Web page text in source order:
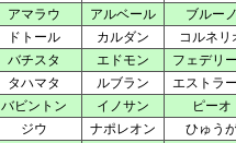
アマラウ
アルベール
ブルー
ドトール
カルダン
コルネリ
バチスタ
エドモン
フェデリ
タハマタ
ルブラン
エストラ
バビントン
イノサン
ピーオ
ジウ
ナポレオン
ひゅう